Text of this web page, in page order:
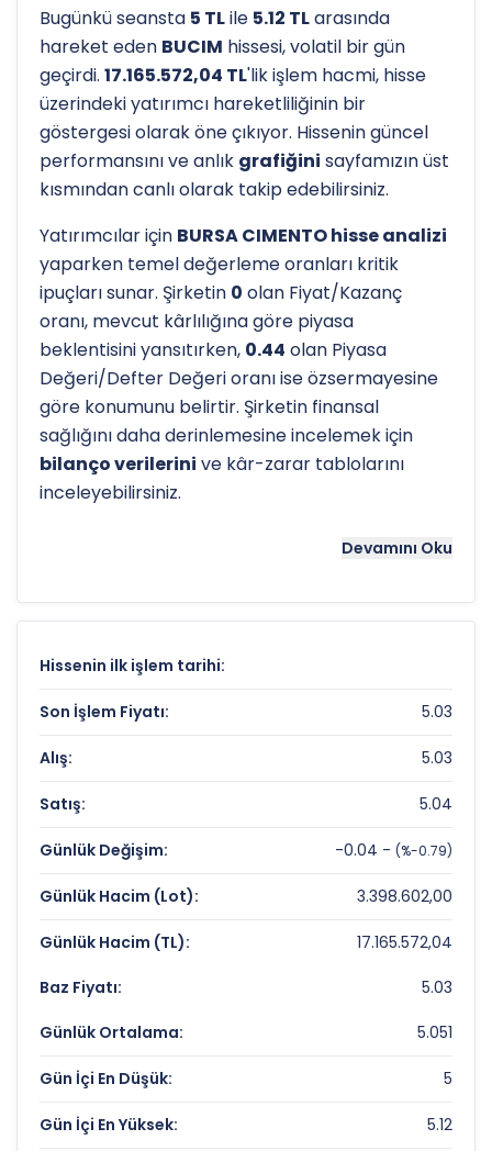
Bugünkü seansta 5 TLile 5.12 TLarasında
hareket eden BUCIM hissesi, volatil bir gün
geçirdi. 17.165.572,04 TL'lik işlem hacmi, hisse
üzerindeki yatırımcı hareketliliğinin bir
göstergesi olarak öne çıkıyor. Hissenin güncel
performansını ve anlık grafiğini sayfamızın üst
kısmından canlı olarak takip edebilirsiniz.
Yatırımcılar için BURSA CIMENTO hisse analizi
yaparken temel değerleme oranları kritik
ipuçları sunar. Şirketin 0 olan Fiyat/Kazanç
oranı, mevcut kârlılığına göre piyasa
beklentisini yansıtırken, 0.44 olan Piyasa
Değeri/Defter Değeri oranı ise özsermayesine
göre konumunu belirtir. Şirketin finansal
sağlığını daha derinlemesine incelemek için
bilanço verilerini ve kâr-zarar tablolarını
inceleyebilirsiniz.
Hissenin uzun vadeli trendini ve potansiyel
analizgöstergeleri önemli bir araçtır. Hissenin
8 TLolan 52 haftalık zirvesi ve4.94 TLolan dip
seviyesi, analistlerin hedef fiyat
belirlemelerinde referans noktaları olarak
kullanılır. BUCIM
analizlerineteknik analiz sayfamızdan
ulaşabilirsiniz.
BURSA CIMENTO Fiyat ve Getiri Karnesi
Anlık Fiyat:
5,03 TL
Günlük Değişim:
-0,79%
Yıllık Getiri:
%-37,12
BURSA CIMENTO Değerleme Çarpanları
Piyasa Değeri/Defter Değeri (PD/DD):
0.44
BURSA CIMENTO Rekorlar ve Önemli
Devamını Oku
Hissenin ilk işlem tarihi:
Son İşlem Fiyatı: 5.03
Alış: 5.03
Satış: 5.04
Günlük Değişim: -0.04 - (%-0.79)
Günlük Hacim (Lot): 3.398.602,00
Günlük Hacim (TL): 17.165.572,04
Baz Fiyatı: 5.03
Günlük Ortalama: 5.051
Gün İçi En Düşük: 5
Gün İçi En Yüksek: 5.12